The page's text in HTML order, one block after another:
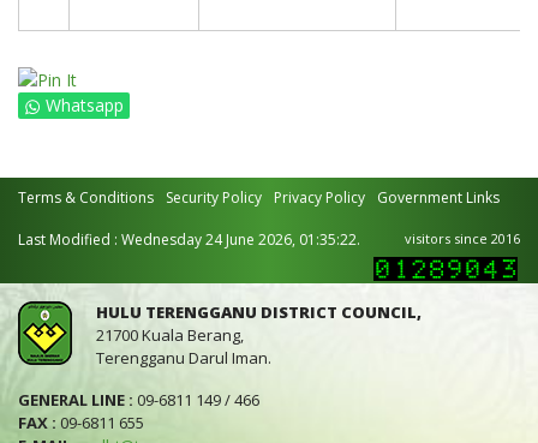
Whatsapp
Terms & Conditions Security Policy Privacy Policy Government Links
Last Modified : Wednesday 24 June 2026, 01:35:22. visitors since 2016
HULU TERENGGANU DISTRICT COUNCIL,
21700 Kuala Berang,
Terengganu Darul Iman.
GENERAL LINE : 09-6811 149 / 466
FAX : 09-6811 655